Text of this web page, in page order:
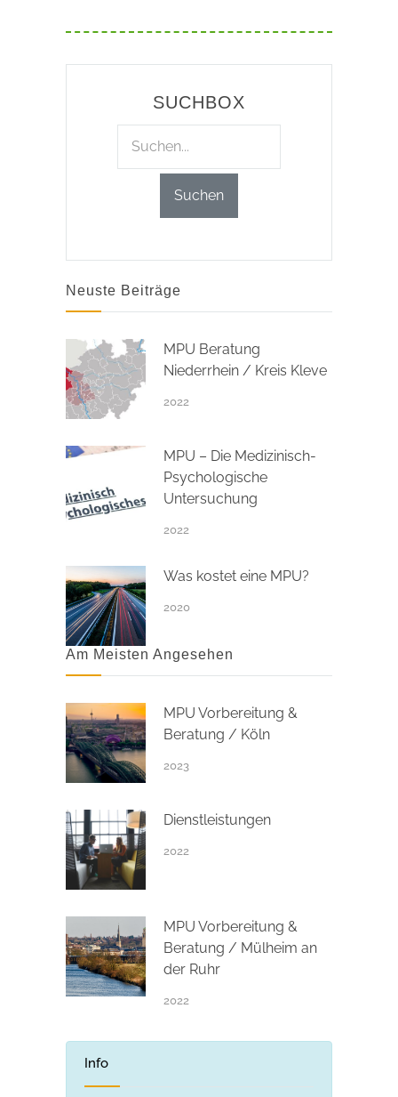
SUCHBOX
Neuste Beiträge
MPU Beratung
Niederrhein / Kreis Kleve
2022
MPU – Die Medizinisch-
Psychologische
Untersuchung
2022
Was kostet eine MPU?
2020
Am Meisten Angesehen
MPU Vorbereitung &
Beratung / Köln
2023
Dienstleistungen
2022
MPU Vorbereitung &
Beratung / Mülheim an
der Ruhr
2022
Info